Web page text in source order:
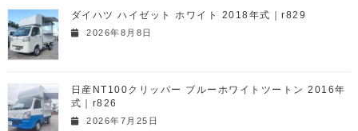
ダイハツ ハイゼット ホワイト 2018年式｜r829
2026年8月8日
日産NT100クリッパー ブルーホワイトツートン 2016年
式｜r826
2026年7月25日